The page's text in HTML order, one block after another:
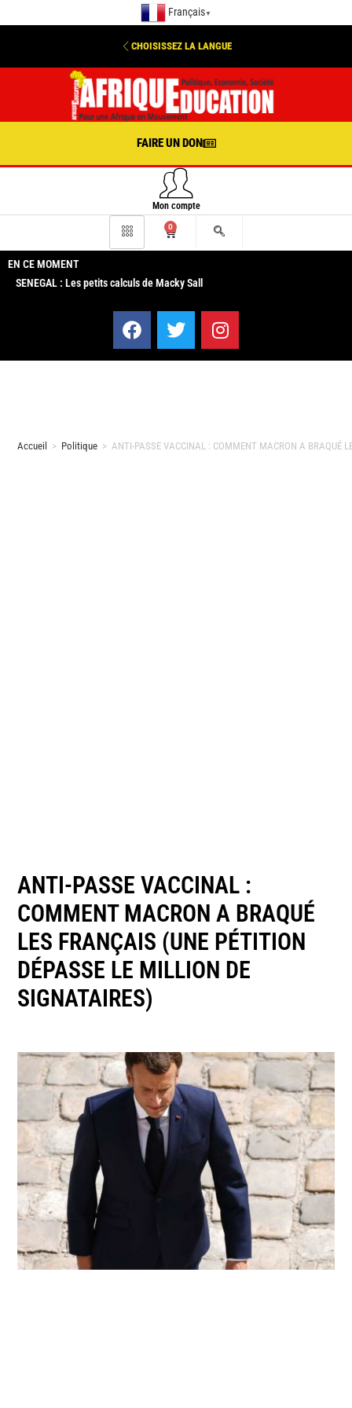
Français ▼
CHOISISSEZ LA LANGUE
FAIRE UN DON
Mon compte
0
EN CE MOMENT
SENEGAL : Les petits calculs de Macky Sall
Accueil > Politique > ANTI-PASSE VACCINAL : COMMENT MACRON A BRAQUÉ
ANTI-PASSE VACCINAL :
COMMENT MACRON A BRAQUÉ
LES FRANÇAIS (UNE PÉTITION
DÉPASSE LE MILLION DE
SIGNATAIRES)